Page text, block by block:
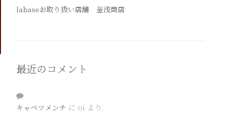
labaseお取り扱い店舗 釡浅商店
最近のコメント
キャベツメンチ に oi より